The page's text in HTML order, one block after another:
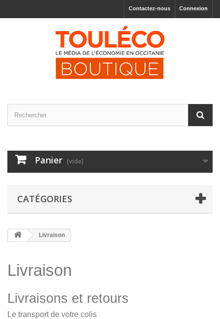
Connexion
Contactez-nous
Panier (vide)
CATÉGORIES
Livraison
Livraison
Livraisons et retours
Le transport de votre colis